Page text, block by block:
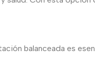
balanceada es